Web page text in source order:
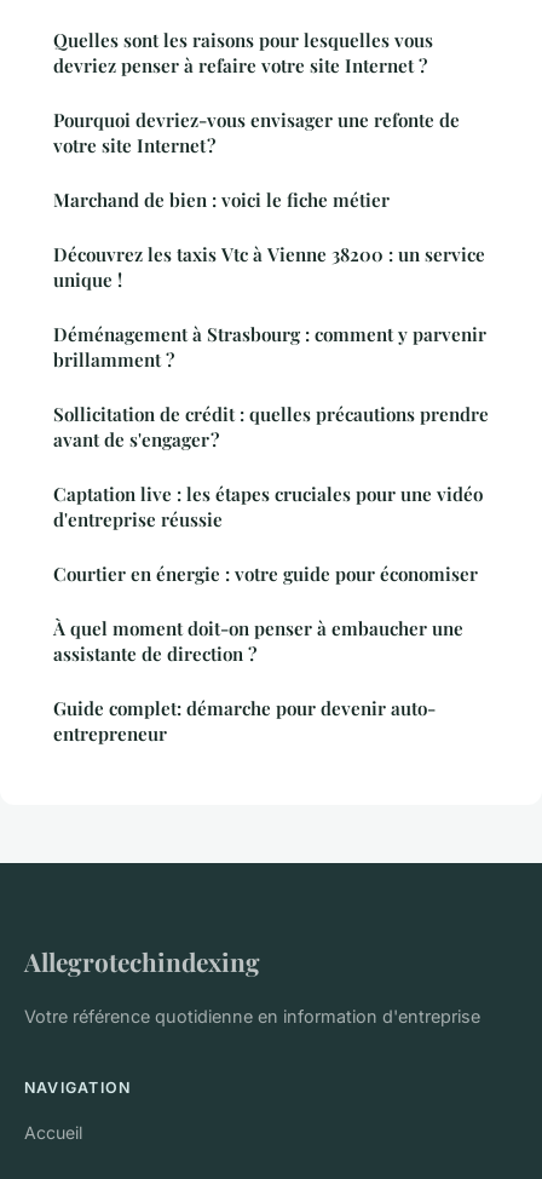
Quelles sont les raisons pour lesquelles vous
devriez penser à refaire votre site Internet ?
Pourquoi devriez-vous envisager une refonte de
votre site Internet ?
Marchand de bien : voici le fiche métier
Découvrez les taxis Vtc à Vienne 38200 : un service
unique !
Déménagement à Strasbourg : comment y parvenir
brillamment ?
Sollicitation de crédit : quelles précautions prendre
avant de s'engager ?
Captation live : les étapes cruciales pour une vidéo
d'entreprise réussie
Courtier en énergie : votre guide pour économiser
À quel moment doit-on penser à embaucher une
assistante de direction ?
Guide complet: démarche pour devenir auto-
entrepreneur
Allegrotechindexing
Votre référence quotidienne en information d'entreprise
NAVIGATION
Accueil